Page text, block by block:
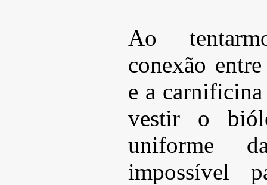
Ao
conexão
e a
vestir o
uniforme
impossível